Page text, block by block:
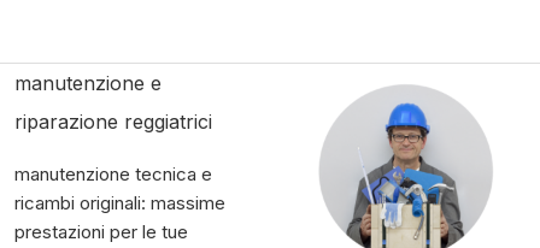
manutenzione e
riparazione reggiatrici
manutenzione tecnica e
ricambi originali: massime
prestazioni per le tue